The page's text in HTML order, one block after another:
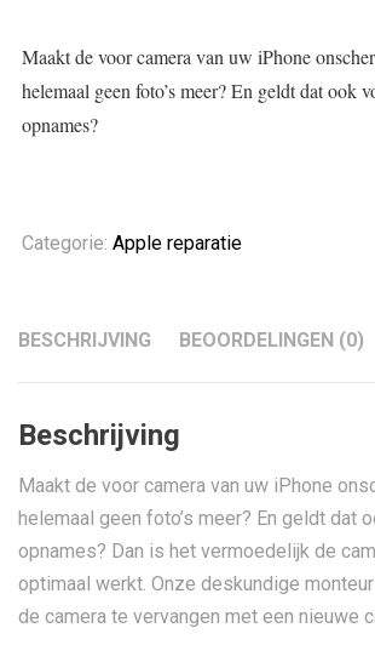
Maakt de voor camera van uw iPhone
helemaal geen foto’s meer? En geldt dat ook
opnames?
Categorie: Apple reparatie
BESCHRIJVING BEOORDELINGEN (0)
Beschrijving
Maakt de voor camera van uw iPhone
helemaal geen foto’s meer? En geldt dat
opnames? Dan is het vermoedelijk de
optimaal werkt. Onze deskundige
de camera te vervangen met een nieuwe